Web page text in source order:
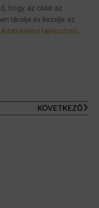
hogy az oldal az
tárolja és kezelje az
Adatvédelmi tájékoztató.
KÖVETKEZŐ